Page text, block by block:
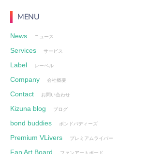
MENU
News ニュース
Services サービス
Label レーベル
Company 会社概要
Contact お問い合わせ
Kizuna blog ブログ
bond buddies ボンドバディーズ
Premium VLivers プレミアムライバー
Fan Art Board ファンアートボード